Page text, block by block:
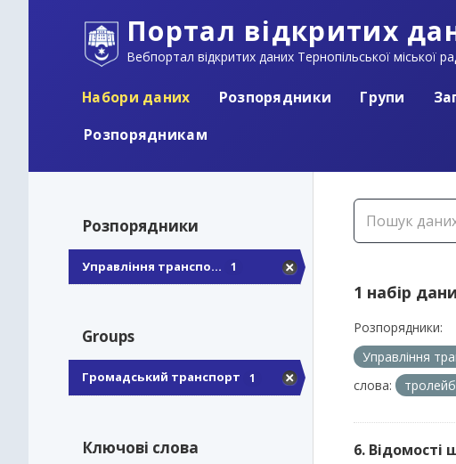
Портал відкритих
Вебпортал відкритих даних Тернопільської міської
Набори даних Розпорядники Групи
Розпорядникам
Розпорядники
Управління транспо... 1
Groups
Громадський транспорт 1
Ключові слова
1 набір
Розпорядники:
Управління
слова:
6. Відомості